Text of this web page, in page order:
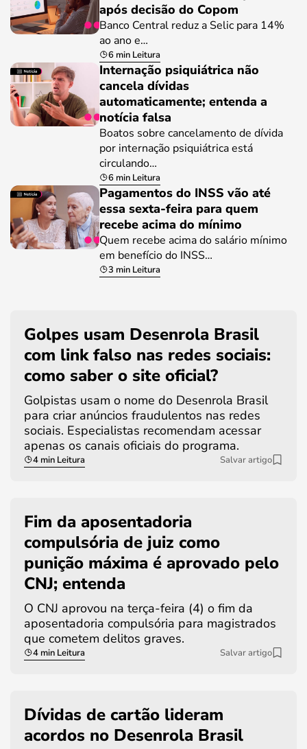
após decisão do Copom
Banco Central reduz a Selic para 14%
ao ano e…
6 min Leitura
Internação psiquiátrica não
cancela dívidas
automaticamente; entenda a
notícia falsa
Boatos sobre cancelamento de dívida
por internação psiquiátrica está
circulando…
6 min Leitura
Pagamentos do INSS vão até
essa sexta-feira para quem
recebe acima do mínimo
Quem recebe acima do salário mínimo
em benefício do INSS…
3 min Leitura
Golpes usam Desenrola Brasil
com link falso nas redes sociais:
como saber o site oficial?
Golpistas usam o nome do Desenrola Brasil
para criar anúncios fraudulentos nas redes
sociais. Especialistas recomendam acessar
apenas os canais oficiais do programa.
4 min Leitura Salvar artigo
Fim da aposentadoria
compulsória de juiz como
punição máxima é aprovado pelo
CNJ; entenda
O CNJ aprovou na terça-feira (4) o fim da
aposentadoria compulsória para magistrados
que cometem delitos graves.
4 min Leitura Salvar artigo
Dívidas de cartão lideram
acordos no Desenrola Brasil